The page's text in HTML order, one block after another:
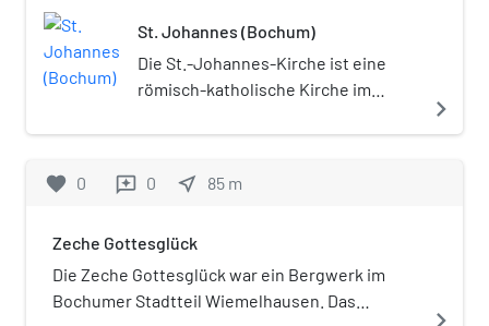
St. Johannes (Bochum)
Die St.-Johannes-Kirche ist eine
römisch-katholische Kirche im
Wiemelhausen von Bochum. Sie
Hermann Wielers erbaut und am 15.
navigate_next
favorite 0 reviews 0 near_me 85 m
Zeche Gottesglück
Die Zeche Gottesglück war ein Bergwerk im
Bochumer Stadtteil Wiemelhausen. Das